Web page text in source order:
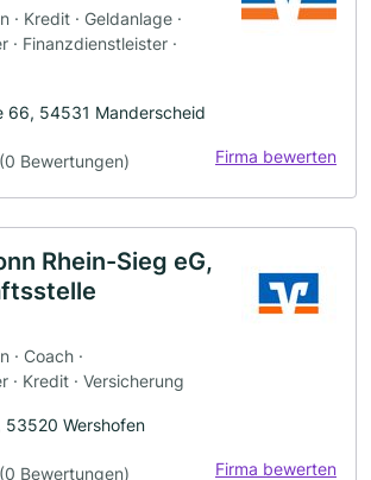
· Kredit · Geldanlage ·
· Finanzdienstleister ·
66, 54531 Manderscheid
(0 Bewertungen) Firma bewerten
Rhein-Sieg eG,
· Coach ·
· Kredit · Versicherung
Wershofen
(0 Bewertungen) Firma bewerten